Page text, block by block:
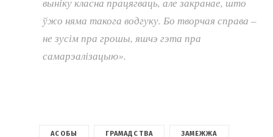
ўжо няма такога водгуку. Бо творчая справа –
не зусім пра грошы, яшчэ гэта пра
самарэалізацыю».
АСОБЫ ГРАМАДСТВА ЗАМЕЖЖА